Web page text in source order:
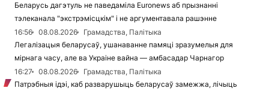
Беларусь дагэтуль не паведаміла Euronews аб прызнанні
тэлеканала "экстрэмісцкім" і не аргументавала рашэнне
16:56
08.08.2026
Грамадства, Палітыка
Легалізацыя беларусаў, ушанаванне памяці зразумелыя для
мірнага часу, але ва Украіне вайна — амбасадар Чарнагор
16:27
08.08.2026
Грамадства, Палітыка
Патрэбныя ідэі, каб разварушыць беларусаў замежжа, лічыць